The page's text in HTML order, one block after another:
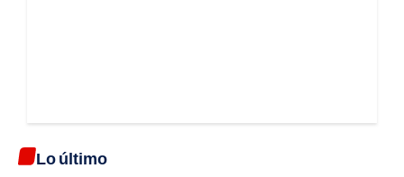
Lo último